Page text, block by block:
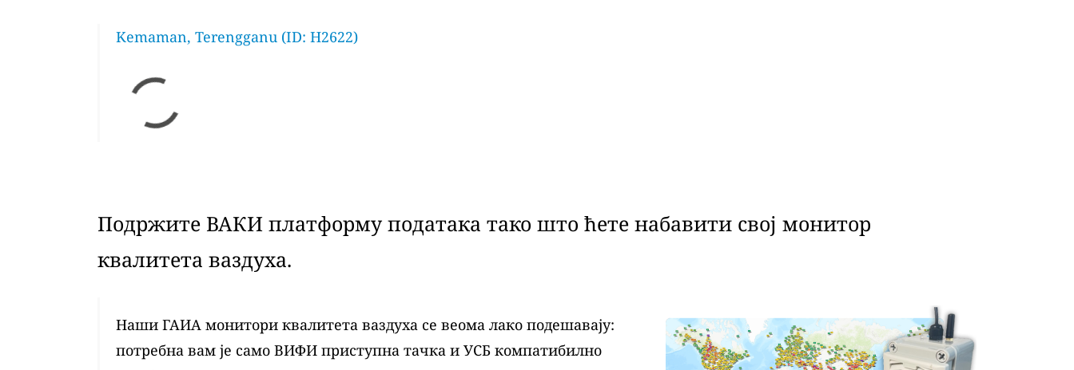
Kemaman, Terengganu (ID: H2622)
Подржите ВАКИ платформу података тако што ћете набавити свој монитор
квалитета ваздуха.
Наши ГАИА монитори квалитета ваздуха се веома лако подешавају:
потребна вам је само ВИФИ приступна тачка и УСБ компатибилно